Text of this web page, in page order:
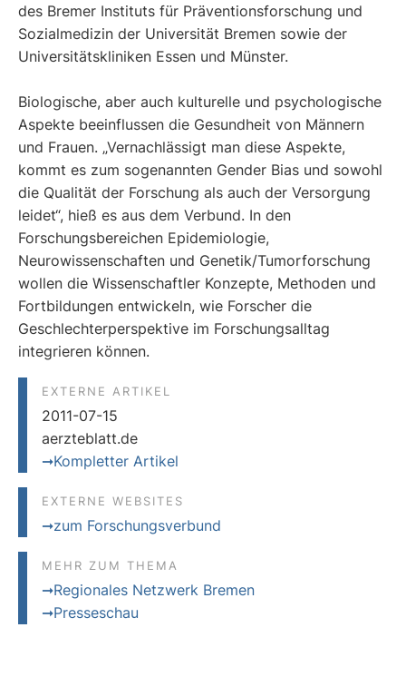
des Bremer Instituts für Präventionsforschung und
Sozialmedizin der Universität Bremen sowie der
Universitätskliniken Essen und Münster.
Biologische, aber auch kulturelle und psychologische
Aspekte beeinflussen die Gesundheit von Männern
und Frauen. „Vernachlässigt man diese Aspekte,
kommt es zum sogenannten Gender Bias und sowohl
die Qualität der Forschung als auch der Versorgung
leidet“, hieß es aus dem Verbund. In den
Forschungsbereichen Epidemiologie,
Neurowissenschaften und Genetik/Tumorforschung
wollen die Wissenschaftler Konzepte, Methoden und
Fortbildungen entwickeln, wie Forscher die
Geschlechterperspektive im Forschungsalltag
integrieren können.
EXTERNE ARTIKEL
2011-07-15
aerzteblatt.de
Kompletter Artikel
EXTERNE WEBSITES
zum Forschungsverbund
MEHR ZUM THEMA
Regionales Netzwerk Bremen
Presseschau